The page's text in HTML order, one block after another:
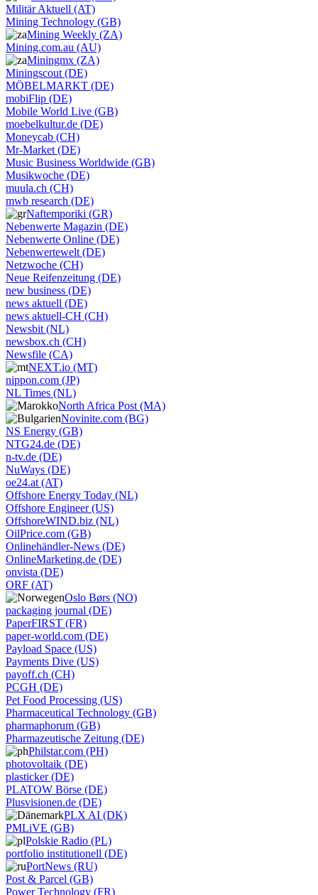
Militär Aktuell (AT)
Mining Technology (GB)
Mining Weekly (ZA)
Mining.com.au (AU)
Miningmx (ZA)
Miningscout (DE)
MÖBELMARKT (DE)
mobiFlip (DE)
Mobile World Live (GB)
moebelkultur.de (DE)
Moneycab (CH)
Mr-Market (DE)
Music Business Worldwide (GB)
Musikwoche (DE)
muula.ch (CH)
mwb research (DE)
Naftemporiki (GR)
Nebenwerte Magazin (DE)
Nebenwerte Online (DE)
Nebenwertewelt (DE)
Netzwoche (CH)
Neue Reifenzeitung (DE)
new business (DE)
news aktuell (DE)
news aktuell-CH (CH)
Newsbit (NL)
newsbox.ch (CH)
Newsfile (CA)
NEXT.io (MT)
nippon.com (JP)
NL Times (NL)
North Africa Post (MA)
Novinite.com (BG)
NS Energy (GB)
NTG24.de (DE)
n-tv.de (DE)
NuWays (DE)
oe24.at (AT)
Offshore Energy Today (NL)
Offshore Engineer (US)
OffshoreWIND.biz (NL)
OilPrice.com (GB)
Onlinehändler-News (DE)
OnlineMarketing.de (DE)
onvista (DE)
ORF (AT)
Oslo Børs (NO)
packaging journal (DE)
PaperFIRST (FR)
paper-world.com (DE)
Payload Space (US)
Payments Dive (US)
payoff.ch (CH)
PCGH (DE)
Pet Food Processing (US)
Pharmaceutical Technology (GB)
pharmaphorum (GB)
Pharmazeutische Zeitung (DE)
Philstar.com (PH)
photovoltaik (DE)
plasticker (DE)
PLATOW Börse (DE)
Plusvisionen.de (DE)
PLX AI (DK)
PMLiVE (GB)
Polskie Radio (PL)
portfolio institutionell (DE)
PortNews (RU)
Post & Parcel (GB)
Power Technology (FR)